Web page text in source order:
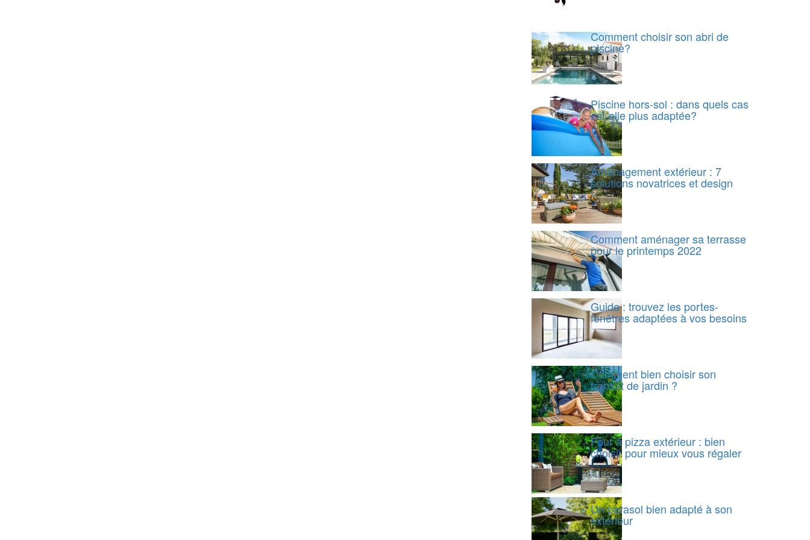
Comment choisir son abri de
piscine?
Piscine hors-sol : dans quels cas
est-elle plus adaptée?
Aménagement extérieur : 7
solutions novatrices et design
Comment aménager sa terrasse
pour le printemps 2022
Guide : trouvez les portes-
fenêtres adaptées à vos besoins
Comment bien choisir son
transat de jardin ?
Four à pizza extérieur : bien
choisir pour mieux vous régaler
Un parasol bien adapté à son
extérieur